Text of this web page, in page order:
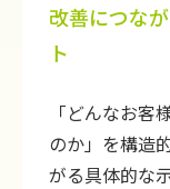
改善につな
ト
「どんなお客
のか」を構造
がる具体的な